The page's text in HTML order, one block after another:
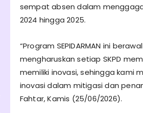
sempat absen dalam
2024 hingga 2025.
​“Program SEPIDARMAN ini
mengharuskan setiap SKPD
memiliki inovasi, sehingga kami
inovasi dalam mitigasi dan
Fahtar, Kamis (25/06/2026).